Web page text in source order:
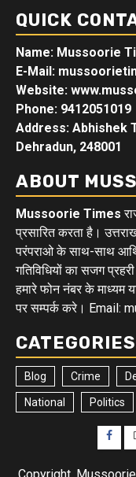
QUICK
Name: Mussoorie
E-Mail:
Website:
Phone: 9412051019
Address: Abhishek
Dehradun, 248001
ABOUT
Mussoorie Times
प्रसारित करता है।
परंपराओ के साथ-साथ
गतिविधियों का सजग
हमारे फोन नंबर के
पर सम्पर्क करे। Email:
CATEGORIES
Blog Crime
National Politics